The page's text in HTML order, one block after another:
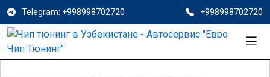
Telegram: +998998702720 +998998702720